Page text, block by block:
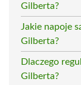
Gilberta?
Jakie napoje
Gilberta?
Dlaczego
Gilberta?